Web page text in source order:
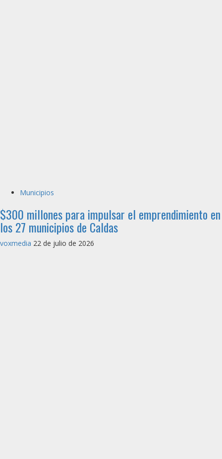
Municipios
$300 millones para impulsar el emprendimiento en
los 27 municipios de Caldas
voxmedia 22 de julio de 2026